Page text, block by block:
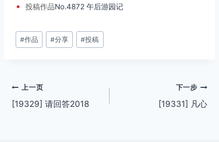
• 投稿作品No.4872 午后游园记
文
章
#作品 #分享 #投稿
文
章
上一页
[19329] 请回答2018
下一步
[19331] 凡心